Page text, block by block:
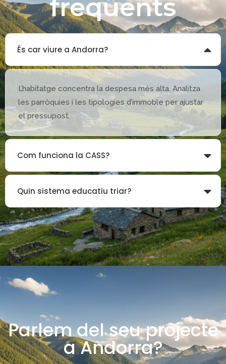
freqüents
És car viure a Andorra?
L’habitatge concentra la despesa més alta. Analitza
les parròquies i les tipologies d’immobleperajustar
elpressupost.
Com funciona la CASS?
Quin sistema educatiu triar?
Parlem del seu projecte
a Andorra?